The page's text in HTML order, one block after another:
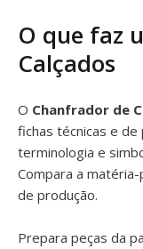
O que faz
Calçados
O Chanfrador de
fichas técnicas e de
terminologia e
Compara a
de produção.
Prepara peças da